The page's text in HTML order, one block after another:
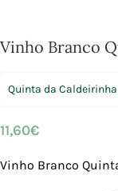
Vinho Branco
Quinta da Caldeirinha
11,60€
Vinho Branco